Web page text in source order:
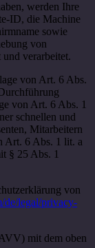
werden Ihre
ID, die Machine
sowie
von
verarbeitet.
von Art. 6 Abs.
von Art. 6 Abs. 1
schnellen und
Mitarbeitern
Art. 6 Abs. 1 lit. a
§ 25 Abs. 1
von
de/legal/privacy-
mit dem oben